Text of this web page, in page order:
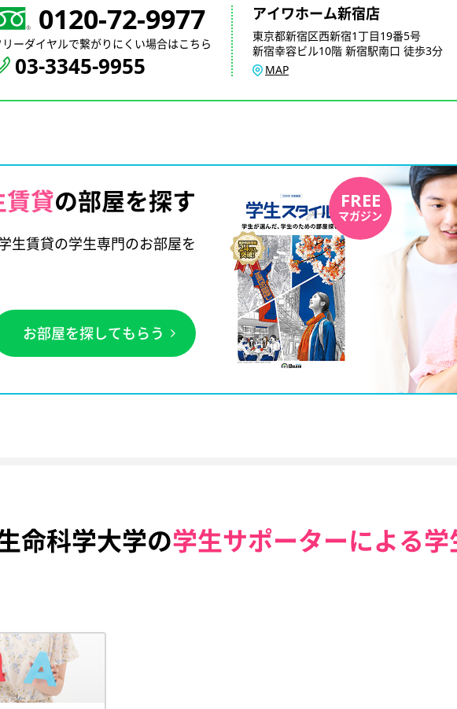
0120-72-9977
リーダイヤルで繋がりにくい場合はこちら
03-3345-9955
アイワホーム新宿店
東京都新宿区西新宿1丁目19番5号
新宿幸容ビル10階 新宿駅南口 徒歩3分
MAP
FREE
マガジン
貸の部屋を探す
生賃貸の学生専門のお部屋を
お部屋を探してもらう
命科学大学の学生サポーターによる学